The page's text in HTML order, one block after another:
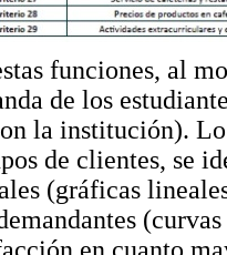
funciones, al
de los
la institución).
de clientes, se
(gráficas